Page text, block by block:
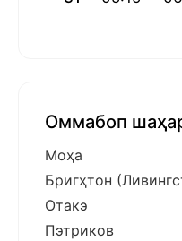
Оммабоп
Моҳа
Бригҳтон
Отакэ
Пэтриков